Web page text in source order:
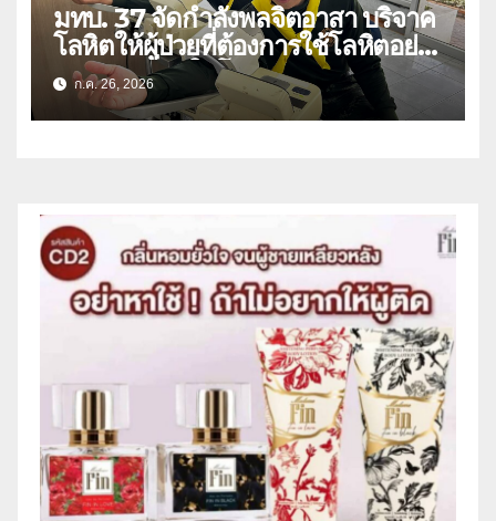
มทบ. 37 จัดกำลังพลจิตอาสา บริจาค
โลหิตให้ผู้ป่วยที่ต้องการใช้โลหิตอย่าง
เร่งด่วน เนื่องในโอกาสวันเฉลิม
พระชนมพรรษา 74 พรรษา และถวาย
เป็นพระราชกุศลแด่พระบาทสมเด็จ
ก.ค. 26, 2026